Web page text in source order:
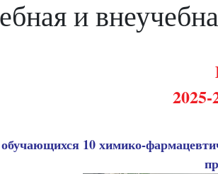
и
10 химико-